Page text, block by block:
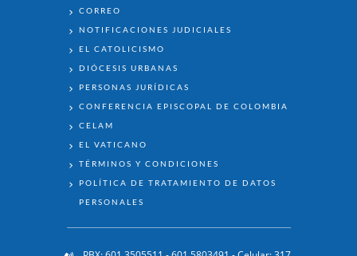
ENLACES
CORREO
NOTIFICACIONES JUDICIALES
EL CATOLICISMO
DIÓCESIS URBANAS
PERSONAS JURÍDICAS
CONFERENCIA EPISCOPAL DE COLOMBIA
CELAM
EL VATICANO
TÉRMINOS Y CONDICIONES
POLÍTICA DE TRATAMIENTO DE DATOS
PERSONALES